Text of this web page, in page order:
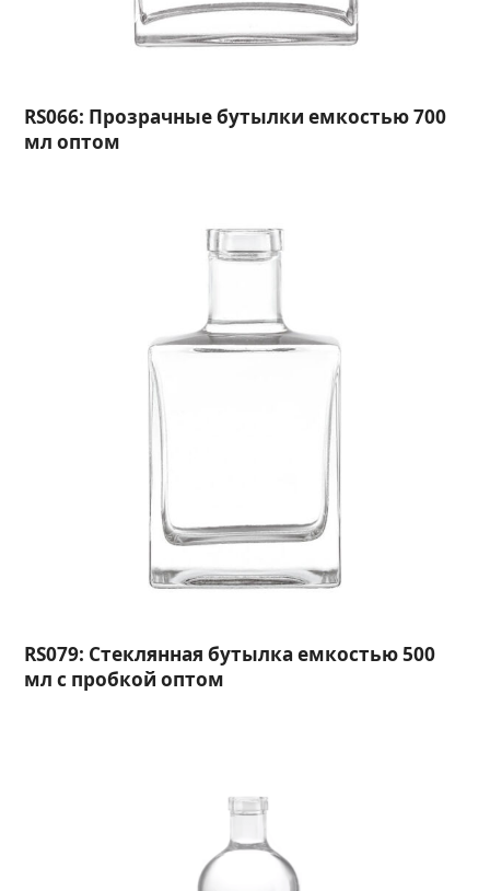
RS066: Прозрачные бутылки емкостью 700
мл оптом
RS079: Стеклянная бутылка емкостью 500
мл с пробкой оптом